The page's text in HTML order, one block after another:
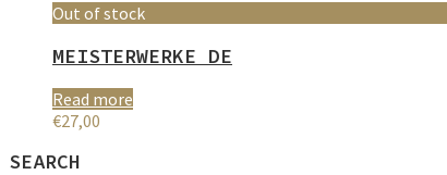
Out of stock
MEISTERWERKE DE
Read more
€27,00
SEARCH